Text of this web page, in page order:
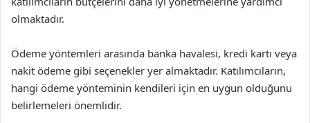
olmaktadır.
Ödeme yöntemleri arasında banka havalesi, kredi kartı veya
nakit ödeme gibi seçenekler yer almaktadır. Katılımcıların,
hangi ödeme yönteminin kendileri için en uygun olduğunu
belirlemeleri önemlidir.